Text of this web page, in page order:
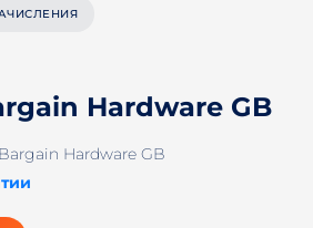
Hardware GB
Hardware GB